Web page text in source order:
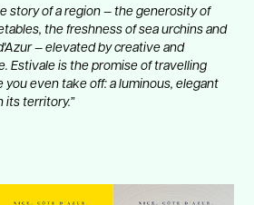
story of a region — the generosity of
the freshness of sea urchins and
— elevated by creative and
Estivale is the promise of travelling
even take off: a luminous, elegant
its territory.”